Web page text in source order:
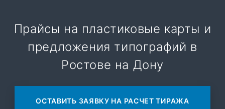
Прайсы на пластиковые карты и
предложения типографий в
Ростове на Дону
ОСТАВИТЬ ЗАЯВКУ НА РАСЧЕТ ТИРАЖА